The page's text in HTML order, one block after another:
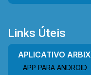
Links Úteis
APLICATIVO ARBIX
APP PARA ANDROID